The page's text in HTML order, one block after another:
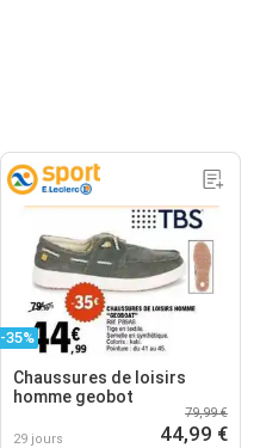
-35%
Chaussures de loisirs
homme geobot
29 jours
79,99 €
44,99 €